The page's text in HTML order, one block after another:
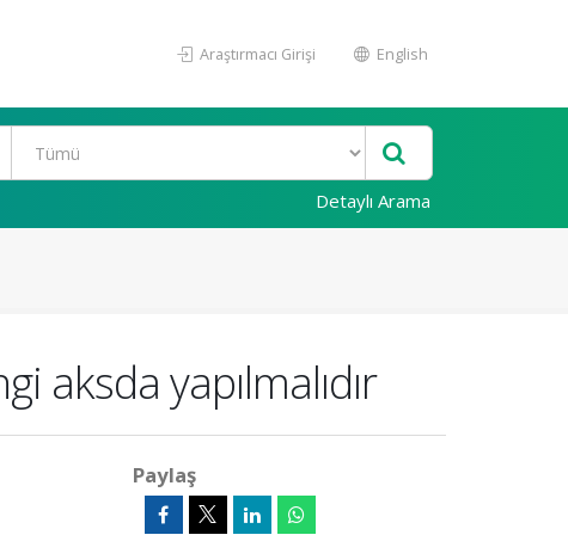
Araştırmacı Girişi English
Detaylı Arama
aksda yapılmalıdır
Paylaş